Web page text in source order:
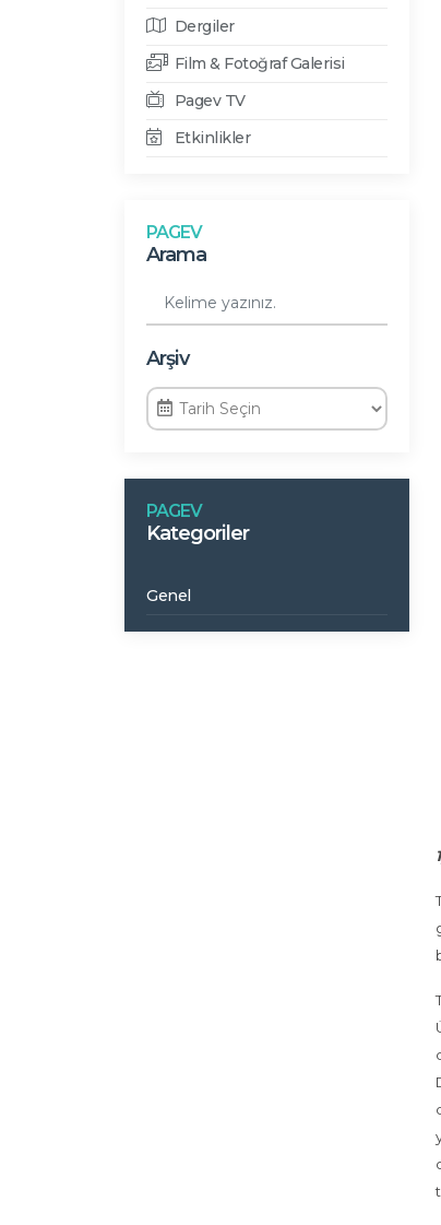
Dergiler
Film & Fotoğraf Galerisi
Pagev TV
Etkinlikler
PAGEV
Arama
Arşiv
PAGEV
Kategoriler
Genel